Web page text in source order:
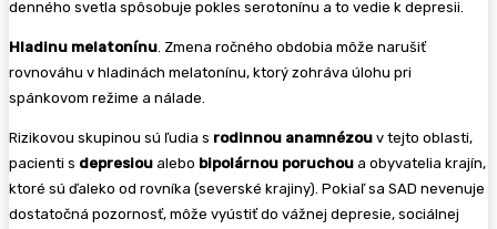
denného svetla spôsobuje pokles serotonínu a to vedie k depresii.
Hladinu melatonínu . Zmena ročného obdobia môže narušiť
rovnováhu v hladinách melatonínu, ktorý zohráva úlohu pri
spánkovom režime a nálade.
Rizikovou skupinou sú ľudia s rodinnou anamnézou v tejto oblasti,
pacienti s depresiou alebo bipolárnou poruchou a obyvatelia krajín,
ktoré sú ďaleko od rovníka (severské krajiny). Pokiaľ sa SAD nevenuje
dostatočná pozornosť, môže vyústiť do vážnej depresie, sociálnej